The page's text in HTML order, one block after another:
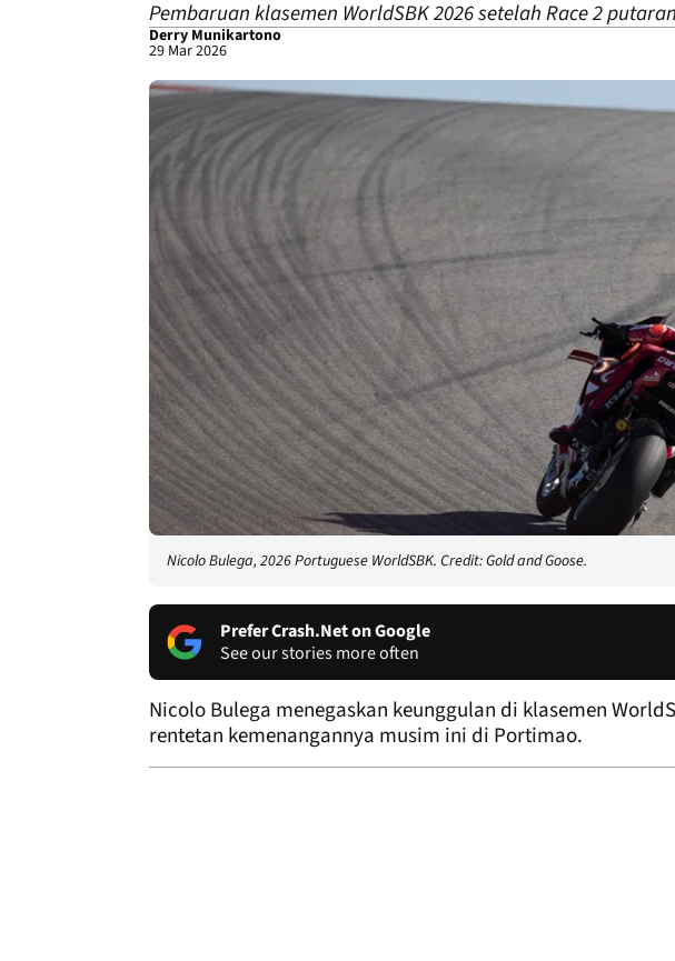
Pembaruan klasemen WorldSBK 2026 setelah Race 2
Derry Munikartono
29 Mar 2026
Nicolo Bulega, 2026 Portuguese WorldSBK. Credit: Gold and Goose.
Prefer Crash.Net on Google
See our stories more often
Nicolo Bulega menegaskan keunggulan di klasemen
rentetan kemenangannya musim ini di Portimao.